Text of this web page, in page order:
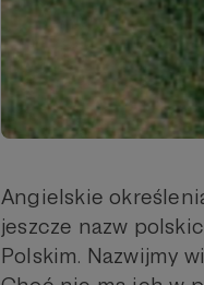
Angielskie
jeszcze nazw
Polskim. Nazwijmy